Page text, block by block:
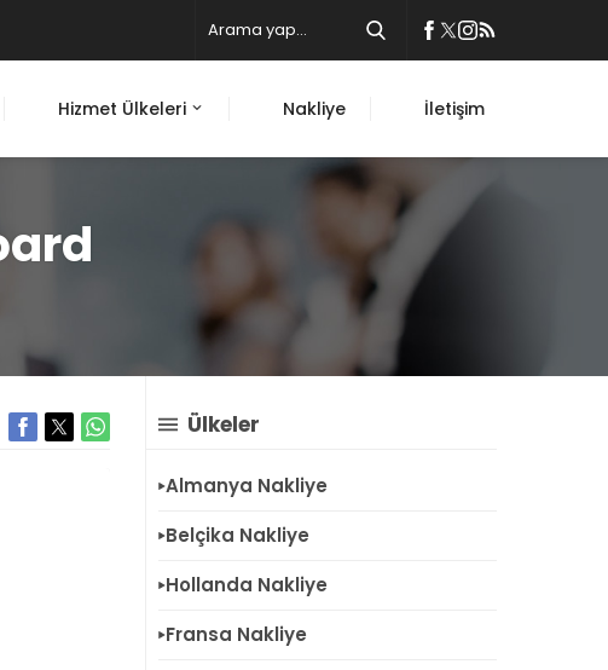
Hizmet Ülkeleri Nakliye İletişim
Ülkeler
Almanya Nakliye
Belçika Nakliye
Hollanda Nakliye
Fransa Nakliye